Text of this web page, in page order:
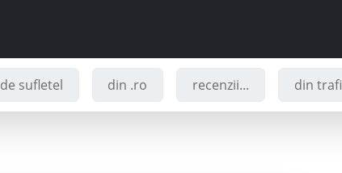
de sufletel din .ro recenzii... din